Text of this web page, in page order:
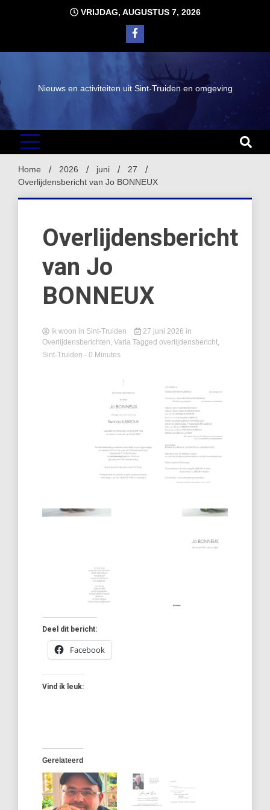
VRIJDAG, AUGUSTUS 7, 2026
Nieuws en activiteiten uit Sint-Truiden en omgeving
Home 2026 juni
27
Overlijdensbericht van Jo BONNEUX
Overlijdensbericht
van Jo
BONNEUX
Ik woon in Sint-Truiden 27 juni 2026 in
Overlijdensberichten, Varia Tagged overlijdensbericht,
Sint-Truiden - 0 Minutes
Deel dit bericht:
Facebook
Vind ik leuk:
Gerelateerd